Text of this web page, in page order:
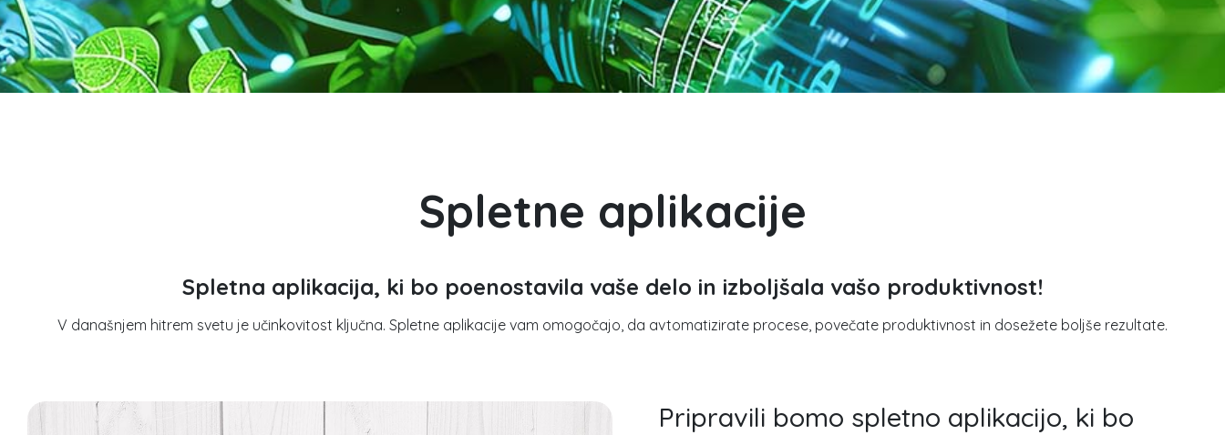
Spletne aplikacije
Spletna aplikacija, ki bo poenostavila vaše delo in izboljšala vašo produktivnost!
V današnjem hitrem svetu je učinkovitost ključna. Spletne aplikacije vam omogočajo, da avtomatizirate procese, povečate produktivnost in dosežete boljše rezultate.
Pripravili bomo spletno aplikacijo, ki bo